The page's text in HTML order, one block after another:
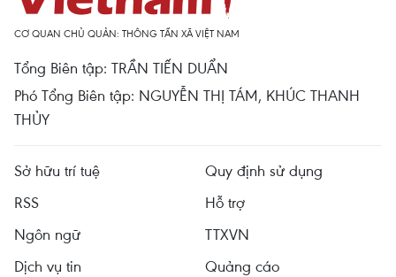
CƠ QUAN CHỦ QUẢN: THÔNG TẤN XÃ VIỆT NAM
Tổng Biên tập: TRẦN TIẾN DUẨN
Phó Tổng Biên tập: NGUYỄN THỊ TÁM, KHÚC THANH
THỦY
Sở hữu trí tuệ
Quy định sử dụng
RSS
Hỗ trợ
Ngôn ngữ
TTXVN
Dịch vụ tin
Quảng cáo